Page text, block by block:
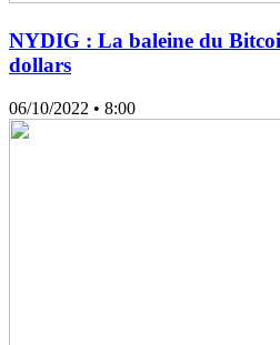
NYDIG : La baleine du
dollars
06/10/2022 • 8:00